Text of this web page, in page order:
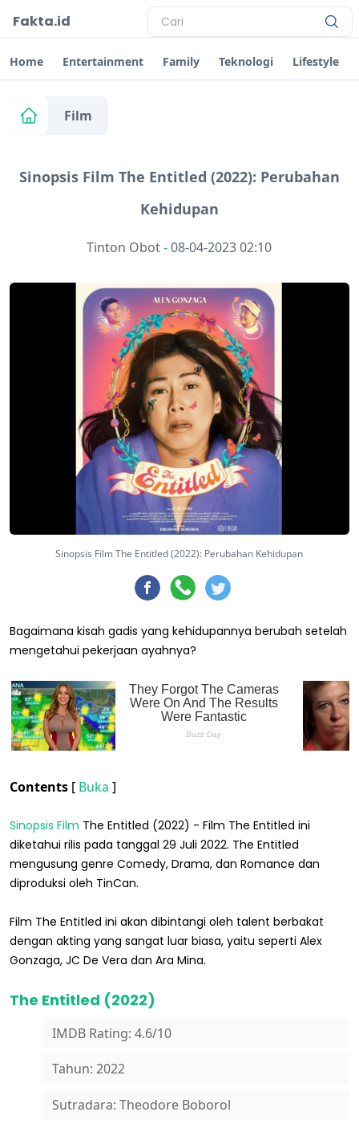
Fakta.id
Home Entertainment Family Teknologi Lifestyle
Film
Sinopsis Film The Entitled (2022): Perubahan
Kehidupan
Tinton Obot-08-04-2023 02:10
Sinopsis Film The Entitled (2022): Perubahan Kehidupan
Bagaimana kisah gadis yang kehidupannya berubah setelah
mengetahui pekerjaan ayahnya?
Contents [ Buka ]
Sinopsis Film The Entitled (2022) - Film The Entitled ini
diketahui rilis pada tanggal 29 Juli 2022. The Entitled
mengusung genre Comedy, Drama, dan Romance dan
diproduksi oleh TinCan.
Film The Entitled ini akan dibintangi oleh talent berbakat
dengan akting yang sangat luar biasa, yaitu seperti Alex
Gonzaga, JC De Vera dan Ara Mina.
The Entitled (2022)
IMDB Rating: 4.6/10
Tahun: 2022
Sutradara: Theodore Boborol